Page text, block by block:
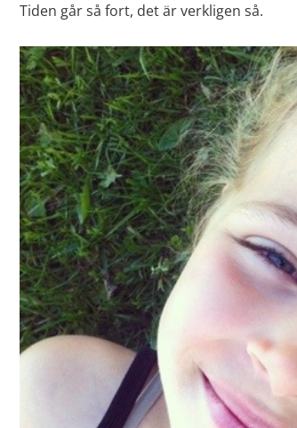
Tiden går så fort, det är verkligen så.